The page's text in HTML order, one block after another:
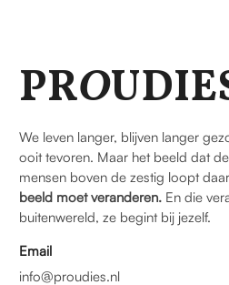
PRO
We leven langer, blijven langer
ooit tevoren. Maar het beeld dat
mensen boven de zestig loopt
beeld moet veranderen. En die
buitenwereld, ze begint bij jezelf.
Email
info@proudies.nl